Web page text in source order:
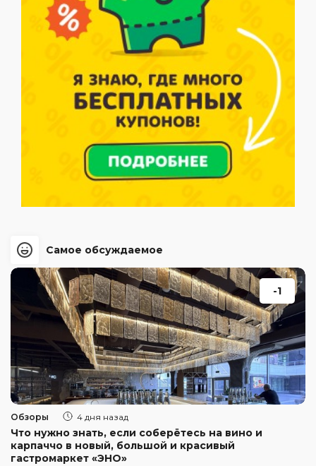
Самое обсуждаемое
-1
Обзоры 4 дня назад
Что нужно знать, если соберётесь на вино и
карпаччо в новый, большой и красивый
гастромаркет «ЭНО»